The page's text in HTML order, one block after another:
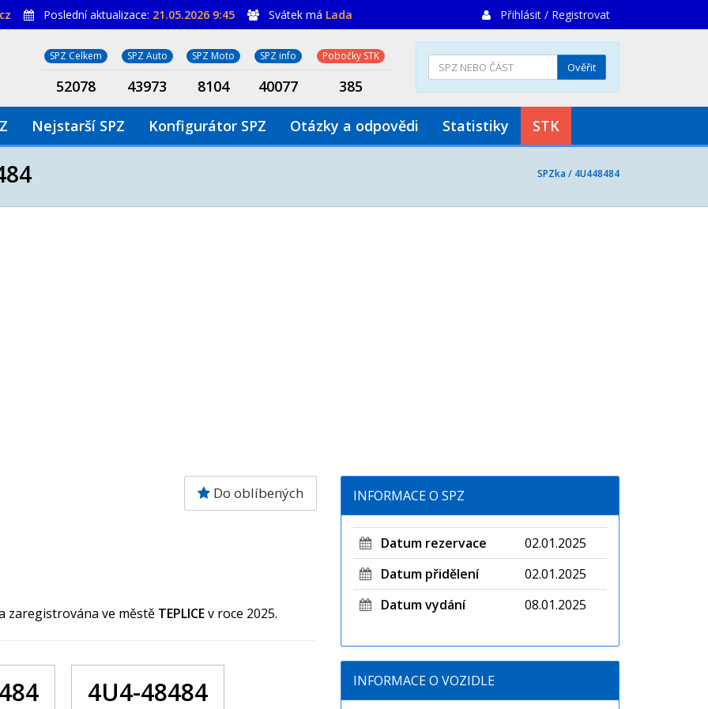
Poslední aktualizace: 21.05.2026 9:45 Svátek má Lada Přihlásit / Registrovat
SPZ Celkem SPZ Auto SPZ Moto SPZ info Pobočky STK
52078 43973 8104 40077 385
Ověřit
Nejstarší SPZ Konfigurátor SPZ Otázky a odpovědi Statistiky STK
SPZka / 4U448484
Do oblíbených
zaregistrována ve městě TEPLICEv roce 2025.
4U4-48484
INFORMACE O SPZ
Datum rezervace
02.01.2025
Datum přidělení
02.01.2025
Datum vydání
08.01.2025
INFORMACE O VOZIDLE